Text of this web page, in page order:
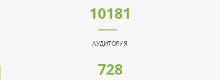
12681
АУДИТОРИЯ
907